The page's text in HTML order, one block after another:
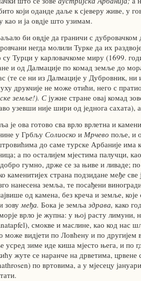
који оданде даље к сјеверу живе, у
као и ја овдје што узимам.
би овдје да граничи с
негда молили Турке да их
су Турци у карловачкоме миру (1699.
и од Далмације по комад земље до
(те се ни из Далмације у Дубровник,
друкчије не може отићи, него с
земље!). С јужне стране овај комад
узевши није шири од једнога сахата),
је ова готово сва врло врлетна и
у Грбљу Солиоско и Мрчево поље, и
до саме турске Арбаније има
а по осталијем мјестима палучци,
гумно, држе се за њиве и ливаде;
каменитијех страна подзидане међе све
нанесена земља, те посађени
од камена, без креча и земље,
зовумеђа. Бока је земља здрава, како
врло је жупна: у њој расту лимуни,
смокве и маслине, као код нас
може видјети по Ловћену и по другијем
усред зиме иде киша мјесто њега, и по
жуте се наранче на дрветима,
по вртовима, а у мјесецу